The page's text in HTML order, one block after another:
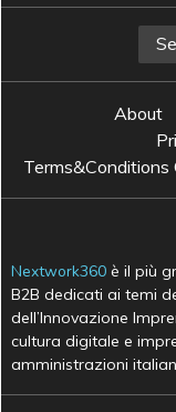
About
Terms&Conditions
Nextwork360 è il più
B2B dedicati ai temi
dell’Innovazione
cultura digitale e
amministrazioni